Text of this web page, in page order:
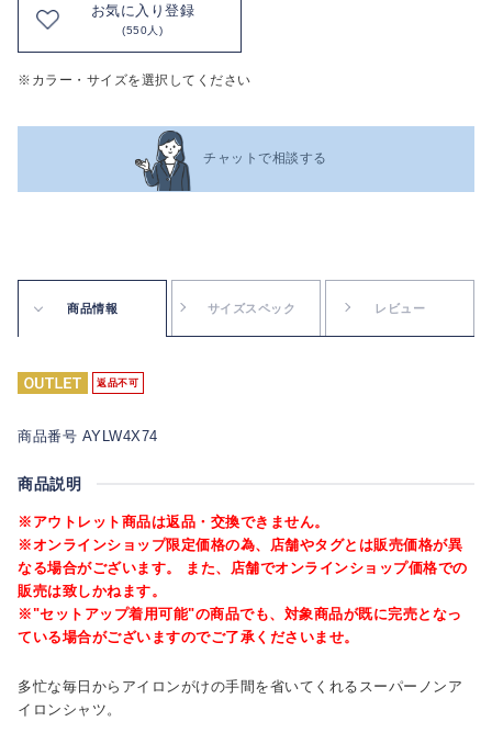
お気に入り登録
(550人)
※カラー・サイズを選択してください
チャットで相談する
商品情報 サイズスペック レビュー
返品不可
商品番号 AYLW4X74
商品説明
※アウトレット商品は返品・交換できません。
※オンラインショップ限定価格の為、店舗やタグとは販売価格が異
なる場合がございます。 また、店舗でオンラインショップ価格での
販売は致しかねます。
※"セットアップ着用可能"の商品でも、対象商品が既に完売となっ
ている場合がございますのでご了承くださいませ。
多忙な毎日からアイロンがけの手間を省いてくれるスーパーノンア
イロンシャツ。